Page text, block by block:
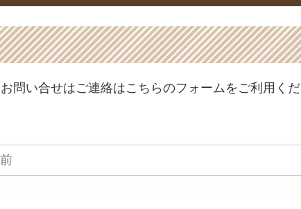
問い合せはご連絡はこちらのフォームをご利用くだ